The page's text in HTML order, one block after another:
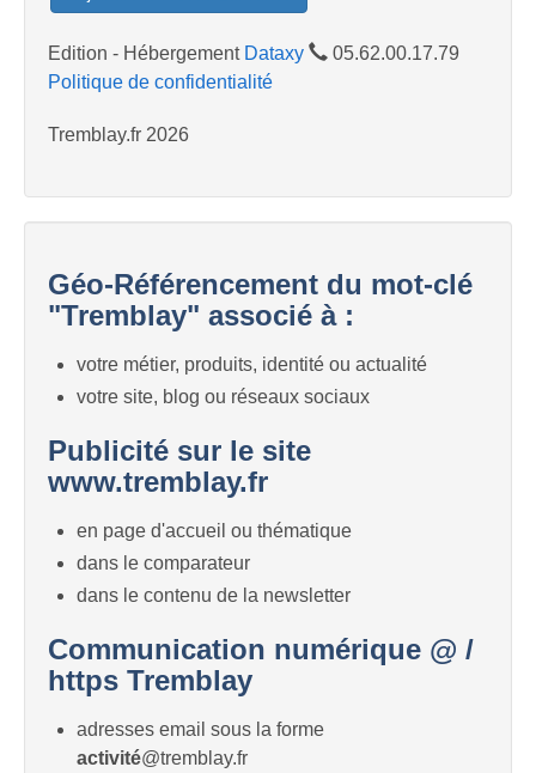
Edition - Hébergement Dataxy
05.62.00.17.79
Politique de confidentialité
Tremblay.fr 2026
Géo-Référencement du mot-clé
"Tremblay" associé à :
votre métier, produits, identité ou actualité
votre site, blog ou réseaux sociaux
Publicité sur le site
www.tremblay.fr
en page d'accueil ou thématique
dans le comparateur
dans le contenu de la newsletter
Communication numérique @ /
https Tremblay
adresses email sous la forme
activité@tremblay.fr